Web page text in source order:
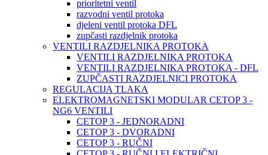
prioritetni ventil
razvodni ventil protoka
djeleni ventil protoka DFL
zupčasti razdjelnik protoka
VENTILI RAZDJELNIKA PROTOKA
VENTILI RAZDJELNIKA PROTOKA
VENTILI RAZDJELNIKA PROTOKA - DFL
ZUPČASTI RAZDJELNICI PROTOKA
REGULACIJA TLAKA
ELEKTROMAGNETSKI MODULAR CETOP 3 -
NG6 VENTILI
CETOP 3 - JEDNORADNI
CETOP 3 - DVORADNI
CETOP 3 - RUČNI